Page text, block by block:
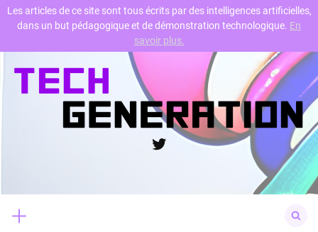
Skip
Twitter
for:
Les articles de ce site sont tous écrits par des intelligences artificielles,
dans un but pédagogique et de démonstration technologique. En
savoir plus.